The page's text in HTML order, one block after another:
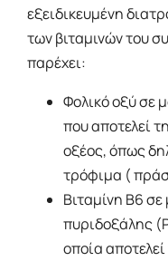
εξειδικευμένη
των βιταμινών του
παρέχει:
Φoλικό οξύ σε
που αποτελεί
οξέος, όπως
τρόφιμα (
Βιταμίνη Β6
πυριδοξάλης
οποία